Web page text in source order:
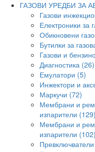
ГАЗОВИ УРЕДБИ ЗА
Газови
Електроники за
Обикновени
Бутилки за
Газови и
Диагностика (26)
Емулатори (5)
Инжектори и
Маркучи (72)
Мембрани и
изпарители (129)
Мембрани и
изпарители (102)